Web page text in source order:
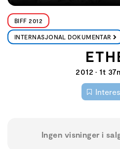
BIFF 2012
INTERNASJONAL DOKUMENTAR
2012 • 1t
Ingen visninger i